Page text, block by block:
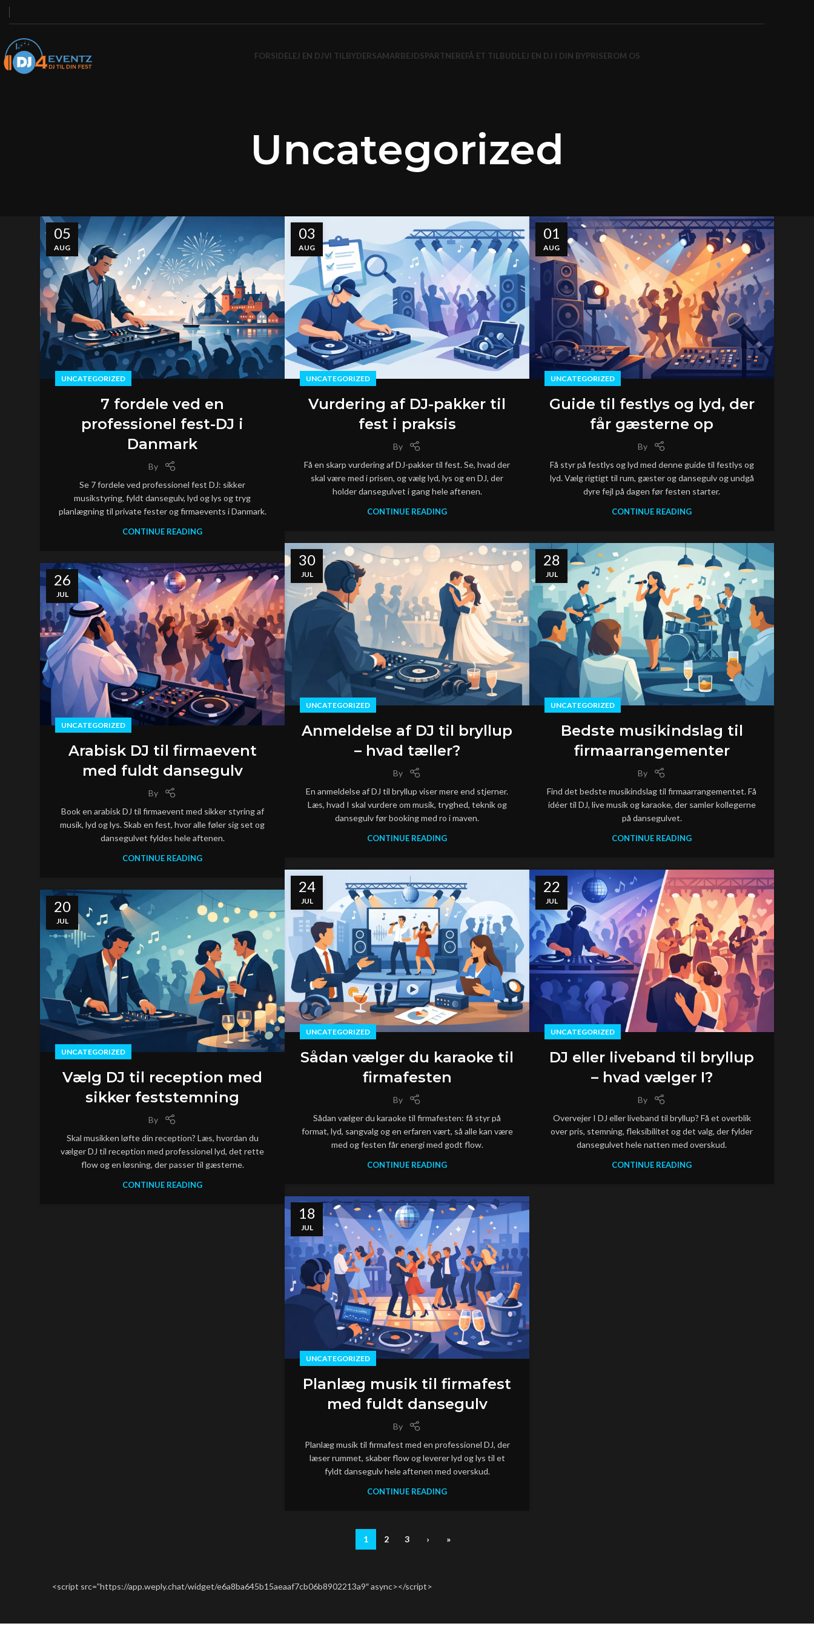
FORSIDELEJ EN DJVI TILBYDERSAMARBEJDSPARTNEREFÅ ET TILBUDLEJ EN DJ I DIN BYPRISEROM OS
Uncategorized
05
AUG
UNCATEGORIZED
7 fordele ved en
professionel fest-DJ i
Danmark
By
Se 7 fordele ved professionel fest DJ: sikker
musikstyring, fyldt dansegulv, lyd og lys og tryg
planlægning til private fester og firmaevents i Danmark.
CONTINUE READING
03
AUG
UNCATEGORIZED
Vurdering af DJ-pakker til
fest i praksis
By
Få en skarp vurdering af DJ-pakker til fest. Se, hvad der
skal være med i prisen, og vælg lyd, lys og en DJ, der
holder dansegulvet i gang hele aftenen.
CONTINUE READING
01
AUG
UNCATEGORIZED
Guide til festlys og lyd, der
får gæsterne op
By
Få styr på festlys og lyd med denne guide til festlys og
lyd. Vælg rigtigt til rum, gæster og dansegulv og undgå
dyre fejl på dagen før festen starter.
CONTINUE READING
30
JUL
UNCATEGORIZED
Anmeldelse af DJ til bryllup
– hvad tæller?
By
En anmeldelse af DJ til bryllup viser mere end stjerner.
Læs, hvad I skal vurdere om musik, tryghed, teknik og
dansegulv før booking med ro i maven.
CONTINUE READING
28
JUL
UNCATEGORIZED
Bedste musikindslag til
firmaarrangementer
By
Find det bedste musikindslag til firmaarrangementet. Få
idéer til DJ, live musik og karaoke, der samler kollegerne
på dansegulvet.
CONTINUE READING
26
JUL
UNCATEGORIZED
Arabisk DJ til firmaevent
med fuldt dansegulv
By
Book en arabisk DJ til firmaevent med sikker styring af
musik, lyd og lys. Skab en fest, hvor alle føler sig set og
dansegulvet fyldes hele aftenen.
CONTINUE READING
24
JUL
UNCATEGORIZED
Sådan vælger du karaoke til
firmafesten
By
Sådan vælger du karaoke til firmafesten: få styr på
format, lyd, sangvalg og en erfaren vært, så alle kan være
med og festen får energi med godt flow.
CONTINUE READING
22
JUL
UNCATEGORIZED
DJ eller liveband til bryllup
– hvad vælger I?
By
Overvejer I DJ eller liveband til bryllup? Få et overblik
over pris, stemning, fleksibilitet og det valg, der fylder
dansegulvet hele natten med overskud.
CONTINUE READING
20
JUL
UNCATEGORIZED
Vælg DJ til reception med
sikker feststemning
By
Skal musikken løfte din reception? Læs, hvordan du
vælger DJ til reception med professionel lyd, det rette
flow og en løsning, der passer til gæsterne.
CONTINUE READING
18
JUL
UNCATEGORIZED
Planlæg musik til firmafest
med fuldt dansegulv
By
Planlæg musik til firmafest med en professionel DJ, der
læser rummet, skaber flow og leverer lyd og lys til et
fyldt dansegulv hele aftenen med overskud.
CONTINUE READING
1 2 3 › »
<script src=”https://app.weply.chat/widget/e6a8ba645b15aeaaf7cb06b8902213a9″ async></script>